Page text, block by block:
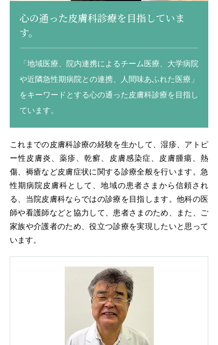
心の通った皮膚科診療を目指していま
す。
「地域医療、院内連携によるチーム医療、大学病院
や近隣急性期病院との連携、人間味あふれた医療」
をキーワードとする心の通った皮膚科診療を目指し
ています。
これまでの皮膚科診療の経験を生かして、湿疹、アトピ
ー性皮膚炎、薬疹、乾癬、皮膚感染症、皮膚腫瘍、熱
傷、褥瘡など皮膚症状に関する診療全般を行います。急
性期病院皮膚科として、地域の患者さまから信頼され
る、当院皮膚科ならではの診療を目指します。他科の医
師や看護師などと協力して、患者さまのため、また、ご
家族や介護者のため、役立つ診療を実現したいと思って
います。